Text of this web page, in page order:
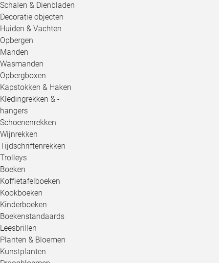
Schalen & Dienbladen
Decoratie objecten
Huiden & Vachten
Opbergen
Manden
Wasmanden
Opbergboxen
Kapstokken & Haken
Kledingrekken & -
hangers
Schoenenrekken
Wijnrekken
Tijdschriftenrekken
Trolleys
Boeken
Koffietafelboeken
Kookboeken
Kinderboeken
Boekenstandaards
Leesbrillen
Planten & Bloemen
Kunstplanten